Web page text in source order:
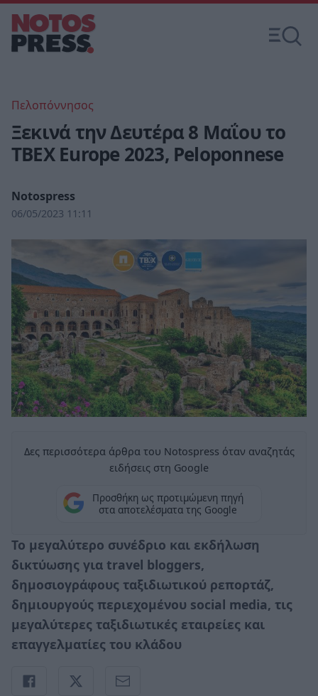
Πελοπόννησος
Ξεκινά την Δευτέρα 8 Μαΐου το
ΤΒΕΧ Europe 2023, Peloponnese
Notospress
06/05/2023 11:11
Δες περισσότερα άρθρα του Notospress όταν αναζητάς
ειδήσεις στη Google
Προσθήκη ως προτιμώμενη πηγή
στα αποτελέσματα της Google
Το μεγαλύτερο συνέδριο και εκδήλωση
δικτύωσης για travel bloggers,
δημοσιογράφους ταξιδιωτικού ρεπορτάζ,
δημιουργούς περιεχομένου social media, τις
μεγαλύτερες ταξιδιωτικές εταιρείες και
επαγγελματίες του κλάδου